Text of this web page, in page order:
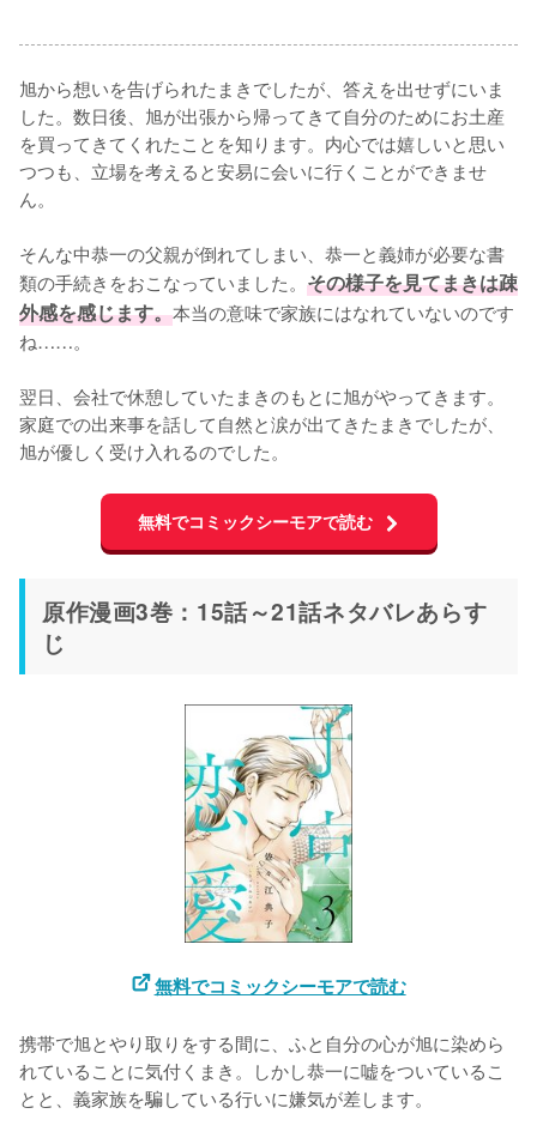
旭から想いを告げられたまきでしたが、答えを出せずにいま
した。数日後、旭が出張から帰ってきて自分のためにお土産
を買ってきてくれたことを知ります。内心では嬉しいと思い
つつも、立場を考えると安易に会いに行くことができませ
ん。
そんな中恭一の父親が倒れてしまい、恭一と義姉が必要な書
類の手続きをおこなっていました。 その様子を見てまきは疎
外感を感じます。本当の意味で家族にはなれていないのです
ね……。
翌日、会社で休憩していたまきのもとに旭がやってきます。
家庭での出来事を話して自然と涙が出てきたまきでしたが、
旭が優しく受け入れるのでした。
無料でコミックシーモアで読む
原作漫画3巻：15話～21話ネタバレあらす
じ
無料でコミックシーモアで読む
携帯で旭とやり取りをする間に、ふと自分の心が旭に染めら
れていることに気付くまき。しかし恭一に嘘をついているこ
とと、義家族を騙している行いに嫌気が差します。